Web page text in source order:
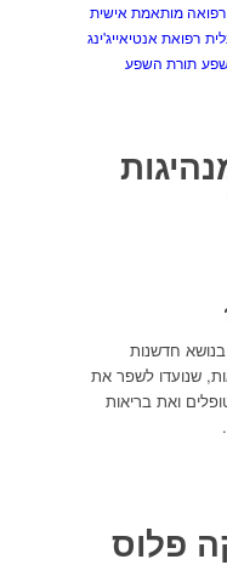
רפואה מותאמת אישית
רפואת אנטיאייג'ינג
תורת השפע
חדשנות
שנועדו לשפר את
ואת בריאות
פלוס